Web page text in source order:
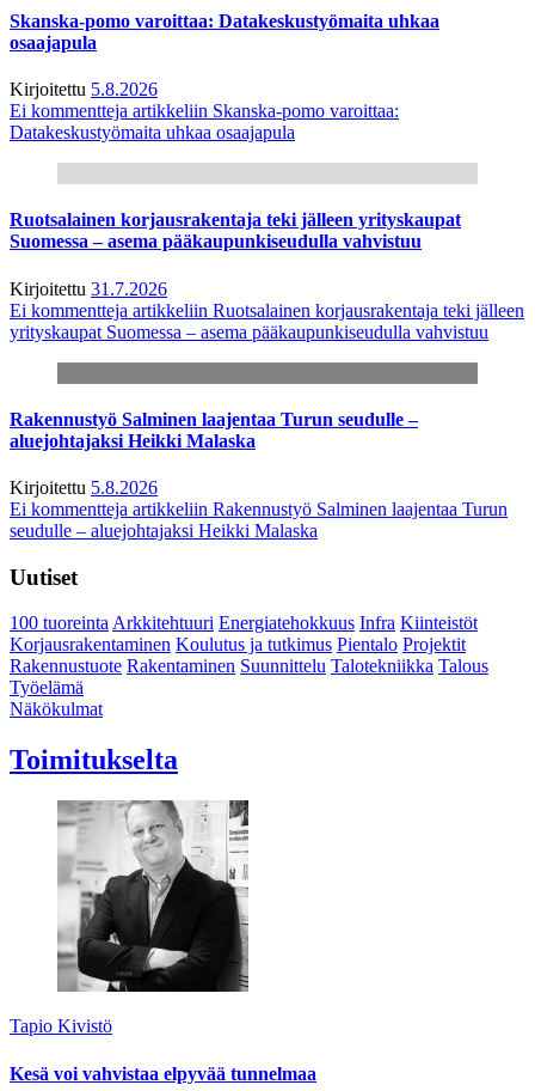
Skanska-pomo varoittaa: Datakeskustyömaita uhkaa
osaajapula
Kirjoitettu 5.8.2026
Ei kommentteja artikkeliin Skanska-pomo varoittaa:
Datakeskustyömaita uhkaa osaajapula
Ruotsalainen korjausrakentaja teki jälleen yrityskaupat
Suomessa – asema pääkaupunkiseudulla vahvistuu
Kirjoitettu 31.7.2026
Ei kommentteja artikkeliin Ruotsalainen korjausrakentaja teki jälleen
yrityskaupat Suomessa – asema pääkaupunkiseudulla vahvistuu
Rakennustyö Salminen laajentaa Turun seudulle –
aluejohtajaksi Heikki Malaska
Kirjoitettu 5.8.2026
Ei kommentteja artikkeliin Rakennustyö Salminen laajentaa Turun
seudulle – aluejohtajaksi Heikki Malaska
Uutiset
100 tuoreintaArkkitehtuuri Energiatehokkuus Infra Kiinteistöt
Korjausrakentaminen Koulutus ja tutkimus Pientalo Projektit
Rakennustuote Rakentaminen Suunnittelu Talotekniikka Talous
Työelämä
Näkökulmat
Toimitukselta
Tapio Kivistö
Kesä voi vahvistaa elpyvää tunnelmaa